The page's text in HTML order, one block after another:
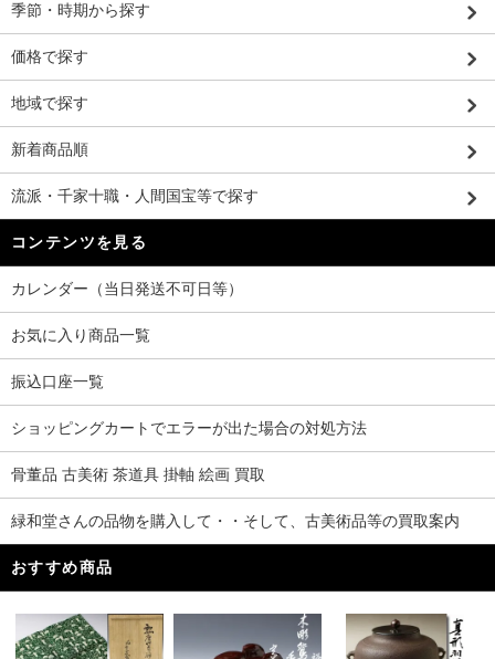
季節・時期から探す
価格で探す
地域で探す
新着商品順
流派・千家十職・人間国宝等で探す
コンテンツを見る
カレンダー（当日発送不可日等）
お気に入り商品一覧
振込口座一覧
ショッピングカートでエラーが出た場合の対処方法
骨董品 古美術 茶道具 掛軸 絵画 買取
緑和堂さんの品物を購入して・・そして、古美術品等の買取案内
おすすめ商品